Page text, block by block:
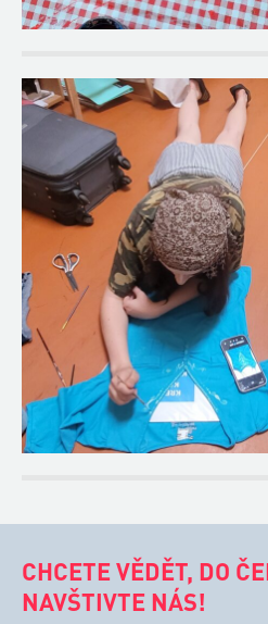
CHCETE VĚDĚT, DO
NAVŠTIVTE NÁS!